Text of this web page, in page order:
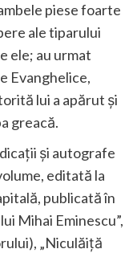
piese foarte
ale tiparului
ele; au urmat
Evanghelice,
lui a apărut și
greacă.
și autografe
editată la
publicată în
Mihai Eminescu”,
„Niculăiță